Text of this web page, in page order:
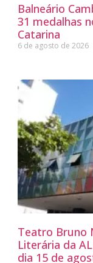
Balneário
31 medalhas
Catarina
6 de agosto de 2026
Teatro Bruno
Literária da
dia 15 de